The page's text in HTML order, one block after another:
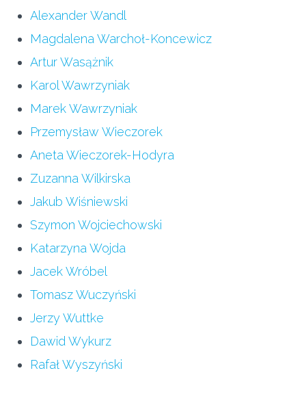
Alexander Wandl
Magdalena Warchoł-Koncewicz
Artur Wasążnik
Karol Wawrzyniak
Marek Wawrzyniak
Przemysław Wieczorek
Aneta Wieczorek-Hodyra
Zuzanna Wilkirska
Jakub Wiśniewski
Szymon Wojciechowski
Katarzyna Wojda
Jacek Wróbel
Tomasz Wuczyński
Jerzy Wuttke
Dawid Wykurz
Rafał Wyszyński